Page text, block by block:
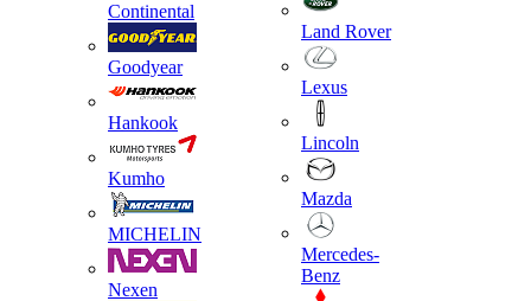
Continental
Goodyear
Hankook
Kumho
MICHELIN
Nexen
Land Rover
Lexus
Lincoln
Mazda
Mercedes-
Benz